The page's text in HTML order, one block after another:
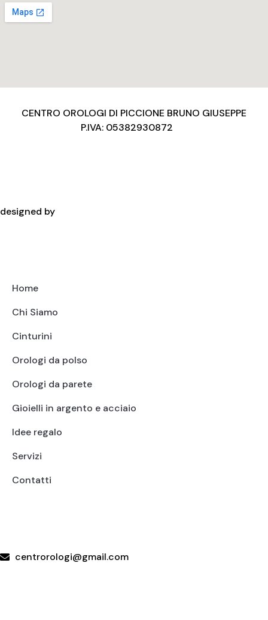
CENTRO OROLOGI DI PICCIONE BRUNO GIUSEPPE
P.IVA: 05382930872
designed by
Home
Chi Siamo
Cinturini
Orologi da polso
Orologi da parete
Gioielli in argento e acciaio
Idee regalo
Servizi
Contatti
centrorologi@gmail.com